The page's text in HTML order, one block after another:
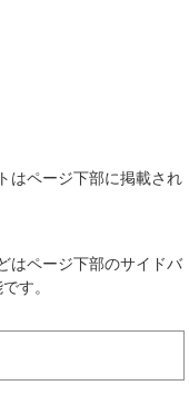
はページ下部に掲載され
はページ下部のサイドバ
す。